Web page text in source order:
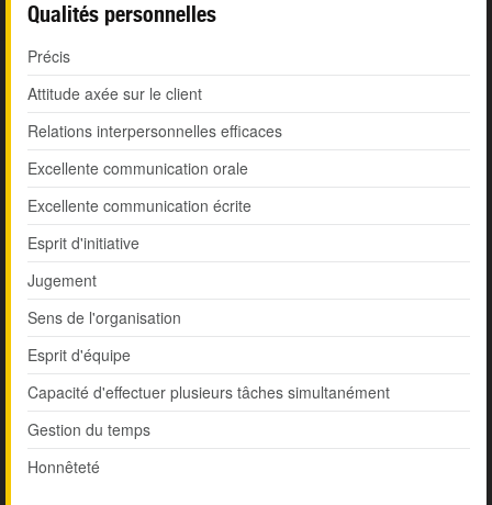
Qualités personnelles
Précis
Attitude axée sur le client
Relations interpersonnelles efficaces
Excellente communication orale
Excellente communication écrite
Esprit d'initiative
Jugement
Sens de l'organisation
Esprit d'équipe
Capacité d'effectuer plusieurs tâches simultanément
Gestion du temps
Honnêteté